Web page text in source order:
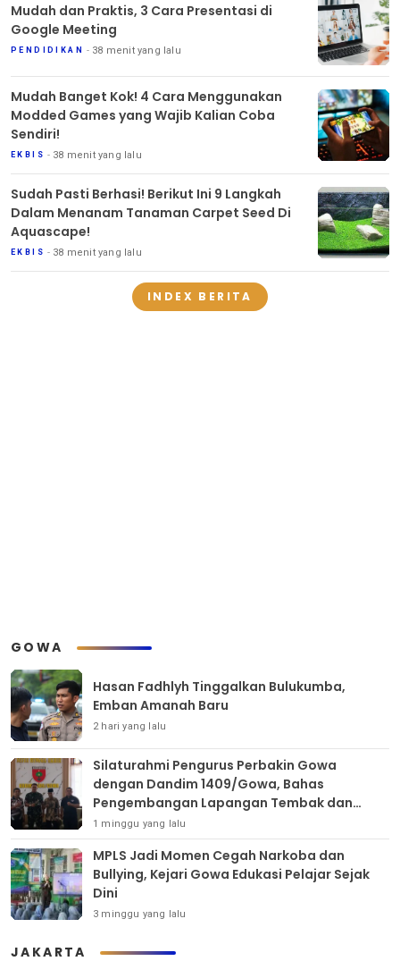
Mudah dan Praktis, 3 Cara Presentasi di
Google Meeting
PENDIDIKAN 38 menit yang lalu
Mudah Banget Kok! 4 Cara Menggunakan
Modded Games yang Wajib Kalian Coba
Sendiri!
EKBIS 38 menit yang lalu
Sudah Pasti Berhasi! Berikut Ini 9 Langkah
Dalam Menanam Tanaman Carpet Seed Di
Aquascape!
EKBIS 38 menit yang lalu
INDEX BERITA
GOWA
Hasan Fadhlyh Tinggalkan Bulukumba,
Emban Amanah Baru
2 hari yang lalu
Silaturahmi Pengurus Perbakin Gowa
dengan Dandim 1409/Gowa, Bahas
Pengembangan Lapangan Tembak dan
Pembinaan Atlet
1 minggu yang lalu
MPLS Jadi Momen Cegah Narkoba dan
Bullying, Kejari Gowa Edukasi Pelajar Sejak
Dini
3 minggu yang lalu
JAKARTA